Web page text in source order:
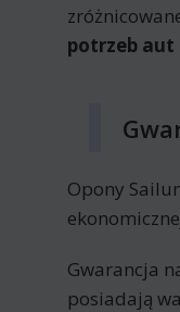
potrzeb aut
Opony
Gwarancja
posiadają